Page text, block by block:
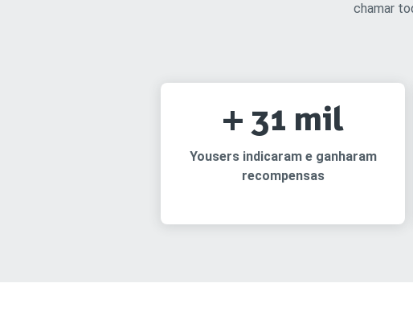
chamar
+ 31 mil
Yousers indicaram e ganharam
recompensas